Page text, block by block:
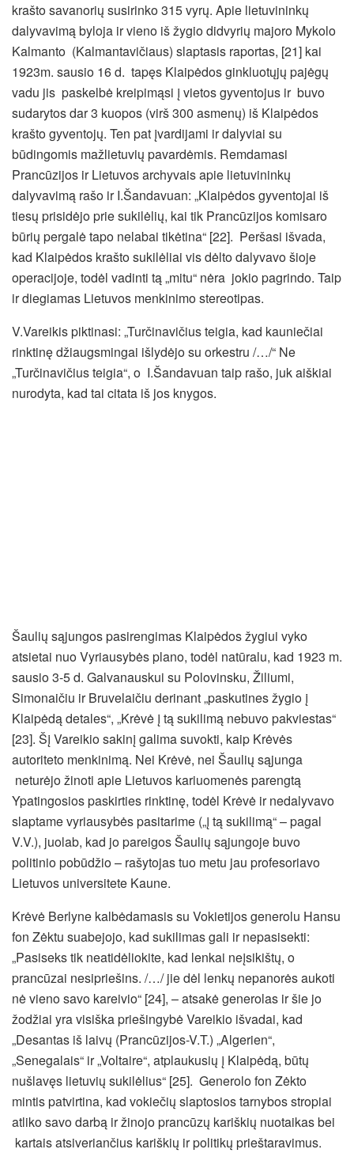
krašto savanorių susirinko 315 vyrų. Apie lietuvininkų
dalyvavimą byloja ir vieno iš žygio didvyrių majoro Mykolo
Kalmanto (Kalmantavičiaus) slaptasis raportas, [21] kai
1923m. sausio 16 d. tapęs Klaipėdos ginkluotųjų pajėgų
vadu jis paskelbė kreipimąsi į vietos gyventojus ir buvo
sudarytos dar 3 kuopos (virš 300 asmenų) iš Klaipėdos
krašto gyventojų. Ten pat įvardijami ir dalyviai su
būdingomis mažlietuvių pavardėmis. Remdamasi
Prancūzijos ir Lietuvos archyvais apie lietuvininkų
dalyvavimą rašo ir I.Šandavuan: „Klaipėdos gyventojai iš
tiesų prisidėjo prie sukilėlių, kai tik Prancūzijos komisaro
būrių pergalė tapo nelabai tikėtina“ [22]. Peršasi išvada,
kad Klaipėdos krašto sukilėliai vis dėlto dalyvavo šioje
operacijoje, todėl vadinti tą „mitu“ nėra jokio pagrindo. Taip
ir diegiamas Lietuvos menkinimo stereotipas.
V.Vareikis piktinasi: „Turčinavičius teigia, kad kauniečiai
rinktinę džiaugsmingai išlydėjo su orkestru /…/“ Ne
„Turčinavičius teigia“, o I.Šandavuan taip rašo, juk aiškiai
nurodyta, kad tai citata iš jos knygos.
Šaulių sąjungos pasirengimas Klaipėdos žygiui vyko
atsietai nuo Vyriausybės plano, todėl natūralu, kad 1923 m.
sausio 3-5 d. Galvanauskui su Polovinsku, Žiliumi,
Simonaičiu ir Bruvelaičiu derinant „paskutines žygio į
Klaipėdą detales“, „Krėvė į tą sukilimą nebuvo pakviestas“
[23]. Šį Vareikio sakinį galima suvokti, kaip Krėvės
autoriteto menkinimą. Nei Krėvė, nei Šaulių sąjunga
neturėjo žinoti apie Lietuvos kariuomenės parengtą
Ypatingosios paskirties rinktinę, todėl Krėvė ir nedalyvavo
slaptame vyriausybės pasitarime („į tą sukilimą“ – pagal
V.V.), juolab, kad jo pareigos Šaulių sąjungoje buvo
politinio pobūdžio – rašytojas tuo metu jau profesoriavo
Lietuvos universitete Kaune.
Krėvė Berlyne kalbėdamasis su Vokietijos generolu Hansu
fon Zėktu suabejojo, kad sukilimas gali ir nepasisekti:
„Pasiseks tik neatidėliokite, kad lenkai neįsikištų, o
prancūzai nesipriešins. /…/ jie dėl lenkų nepanorės aukoti
nė vieno savo kareivio“ [24], – atsakė generolas ir šie jo
žodžiai yra visiška priešingybė Vareikio išvadai, kad
„Desantas iš laivų (Prancūzijos-V.T.) „Algerien“,
„Senegalais“ ir „Voltaire“, atplaukusių į Klaipėdą, būtų
nušlavęs lietuvių sukilėlius“ [25]. Generolo fon Zėkto
mintis patvirtina, kad vokiečių slaptosios tarnybos stropiai
atliko savo darbą ir žinojo prancūzų kariškių nuotaikas bei
kartais atsiveriančius kariškių ir politikų prieštaravimus.